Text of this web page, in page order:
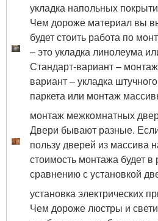
укладка напольных
Чем дороже материал вы
будет стоить работа по
– это укладка линолеума
Стандарт-вариант –
вариант – укладка
паркета или монтаж
монтаж межкомнатных
Двери бывают разные.
пользу дверей из массива
стоимость монтажа будет
сравнению с установкой
установка электрических
Чем дороже люстры и